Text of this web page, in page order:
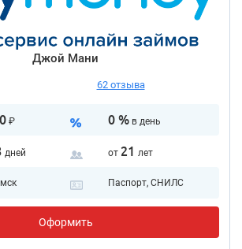
Джой Мани
62 отзыва
₽ 0 %в день
дней от 21 лет
Паспорт, СНИЛС
Оформить